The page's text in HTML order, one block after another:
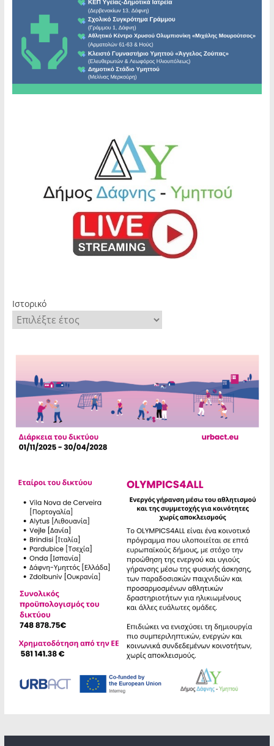
Ιστορικό